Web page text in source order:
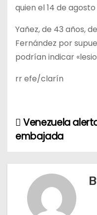
quien el 14 de
Yañez, de 43 años,
Fernández por
podrían indicar
rr efe/clarín
N
v
Venezuela
embajada